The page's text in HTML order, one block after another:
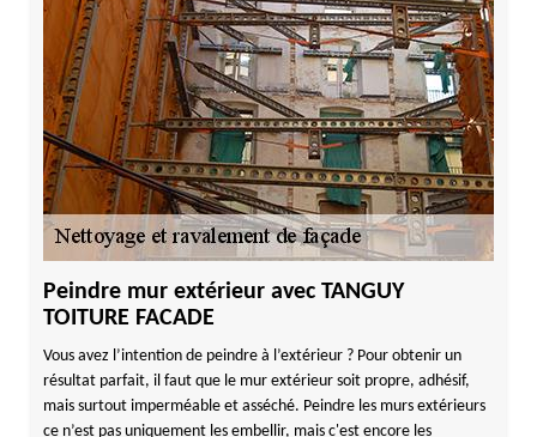
Peindre mur extérieur avec TANGUY
TOITURE FACADE
Vous avez l’intention de peindre à l’extérieur ? Pour obtenir un
résultat parfait, il faut que le mur extérieur soit propre, adhésif,
mais surtout imperméable et asséché. Peindre les murs extérieurs
ce n’est pas uniquement les embellir, mais c'est encore les